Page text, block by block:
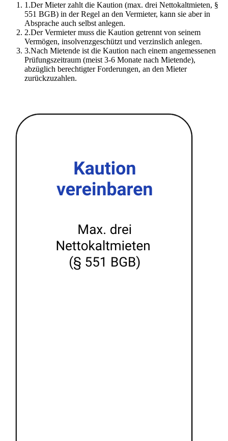
1.Der Mieter zahlt die Kaution (max. drei Nettokaltmieten, §
551 BGB) in der Regel an den Vermieter, kann sie aber in
Absprache auch selbst anlegen.
2.Der Vermieter muss die Kaution getrennt von seinem
Vermögen, insolvenzgeschützt und verzinslich anlegen.
3.Nach Mietende ist die Kaution nach einem angemessenen
Prüfungszeitraum (meist 3-6 Monate nach Mietende),
abzüglich berechtigter Forderungen, an den Mieter
zurückzuzahlen.